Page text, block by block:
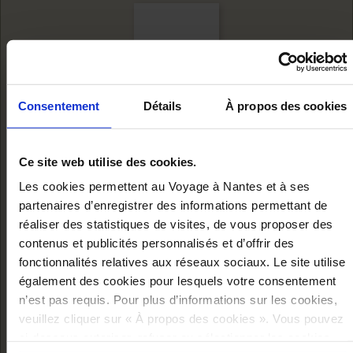
Consentement Détails À propos des cookies
Ce site web utilise des cookies.
Les cookies permettent au Voyage à Nantes et à ses
partenaires d’enregistrer des informations permettant de
réaliser des statistiques de visites, de vous proposer des
contenus et publicités personnalisés et d’offrir des
fonctionnalités relatives aux réseaux sociaux. Le site utilise
également des cookies pour lesquels votre consentement
n’est pas requis. Pour plus d’informations sur les cookies,
veuillez cliquer sur « À propos des cookies ». Vous pouvez
MAQUETTE DU
GRAND ÉLÉPHANT
32,00 €
Ajouter au panier